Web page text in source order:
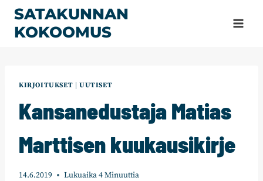
Siirry
sisältöön
SATAKUNNAN
KOKOOMUS
KIRJOITUKSET UUTISET
Kansanedustaja Matias
Marttisen kuukausikirje
14.6.2019 Lukuaika4Minuuttia